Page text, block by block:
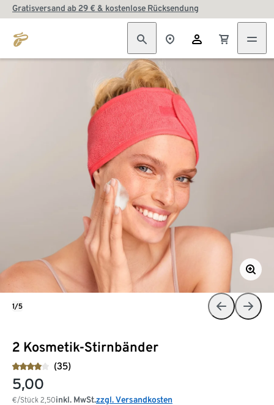
Gratisversand ab 29 € & kostenlose Rücksendung
2 Kosmetik-Stirnbänder
(35)
5,00
€/Stück 2,50inkl. MwSt.zzgl. Versandkosten
1/5